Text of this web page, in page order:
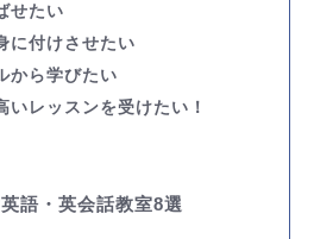
せたい
に付けさせたい
から学びたい
いレッスンを受けたい！
語・英会話教室8選